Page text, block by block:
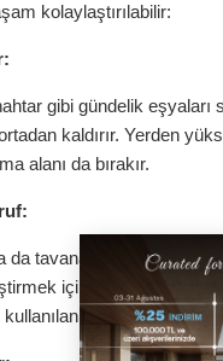
kolaylaştırılabilir:
gibi gündelik eşyaları
ortadan kaldırır. Yerden
alanı da bırakır.
da tavana kadar uzanan
için idealdir. Üst raflar
kullanılan eşyalar için